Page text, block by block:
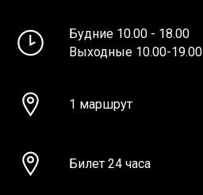
Будние 10.00 - 18.00
Выходные 10.00-19.00
1 маршрут
Билет 24 часа